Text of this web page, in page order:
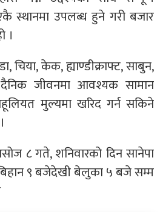
स्थानमा उपलब्ध हुने गरी बजार
।
चिया, केक, ह्याण्डीक्राफ्ट, साबुन,
जीवनमा आवश्यक सामान
मुल्यमा खरिद गर्न सकिने
८ गते, शनिवारको दिन सानेपा
बिहान ९ बजेदेखी बेलुका ५ बजे सम्म